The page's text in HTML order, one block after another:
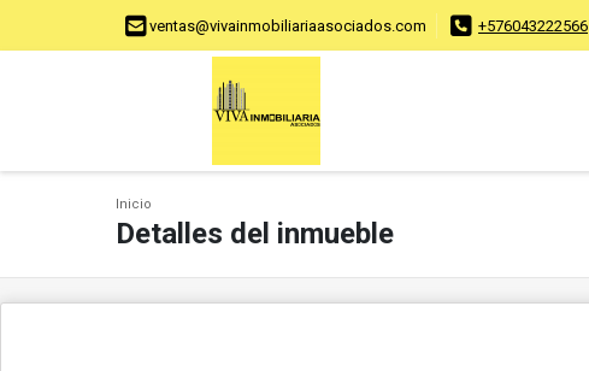
ventas@vivainmobiliariaasociados.com +576043222566
Inicio
Detalles del inmueble